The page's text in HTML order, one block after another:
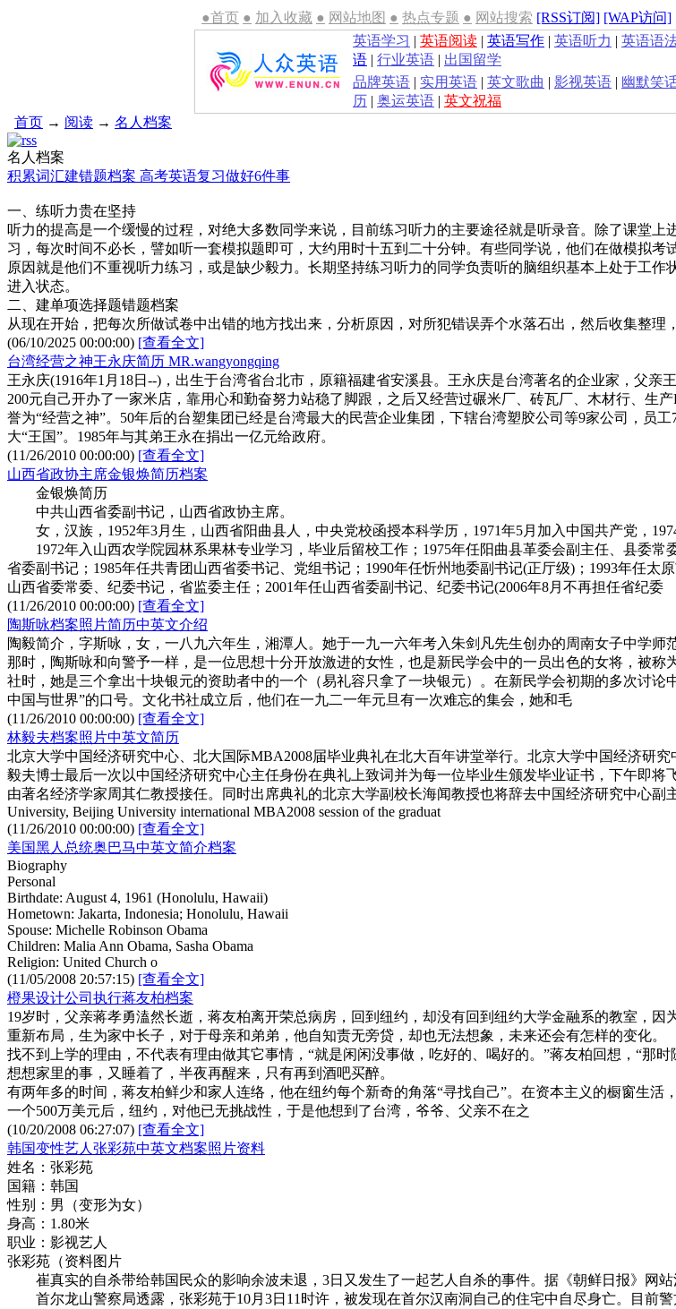
●首页 ● 加入收藏 ● 网站地图 ● 热点专题 ● 网站搜索 [RSS订阅] [WAP访问]
英语学习 | 英语阅读 | 英语写作 | 英语听力 | 英语语
语 | 行业英语 | 出国留学
品牌英语 | 实用英语 | 英文歌曲 | 影视英语 | 幽默笑
历 | 奥运英语 | 英文祝福
首页 → 阅读 → 名人档案
名人档案
积累词汇建错题档案 高考英语复习做好6件事
一、练听力贵在坚持
听力的提高是一个缓慢的过程，对绝大多数同学来说，目前练习听力的主要途径就是听录音。除了课堂
习，每次时间不必长，譬如听一套模拟题即可，大约用时十五到二十分钟。有些同学说，他们在做模拟
原因就是他们不重视听力练习，或是缺少毅力。长期坚持练习听力的同学负责听的脑组织基本上处于工作
进入状态。
二、建单项选择题错题档案
从现在开始，把每次所做试卷中出错的地方找出来，分析原因，对所犯错误弄个水落石出，然后收集整理
(06/10/2025 00:00:00) [查看全文]
台湾经营之神王永庆简历 MR.wangyongqing
王永庆(1916年1月18日--)，出生于台湾省台北市，原籍福建省安溪县。王永庆是台湾著名的企业家，父亲
200元自己开办了一家米店，靠用心和勤奋努力站稳了脚跟，之后又经营过碾米厂、砖瓦厂、木材行、生
誉为“经营之神”。50年后的台塑集团已经是台湾最大的民营企业集团，下辖台湾塑胶公司等9家公司，员
大“王国”。1985年与其弟王永在捐出一亿元给政府。
(11/26/2010 00:00:00) [查看全文]
山西省政协主席金银焕简历档案
金银焕简历
中共山西省委副书记，山西省政协主席。
女，汉族，1952年3月生，山西省阳曲县人，中央党校函授本科学历，1971年5月加入中国共产党，
1972年入山西农学院园林系果林专业学习，毕业后留校工作；1975年任阳曲县革委会副主任、县委常
省委副书记；1985年任共青团山西省委书记、党组书记；1990年任忻州地委副书记(正厅级)；1993年任太
山西省委常委、纪委书记，省监委主任；2001年任山西省委副书记、纪委书记(2006年8月不再担任省纪委
(11/26/2010 00:00:00) [查看全文]
陶斯咏档案照片简历中英文介绍
陶毅简介，字斯咏，女，一八九六年生，湘潭人。她于一九一六年考入朱剑凡先生创办的周南女子中学师
那时，陶斯咏和向警予一样，是一位思想十分开放激进的女性，也是新民学会中的一员出色的女将，被称
社时，她是三个拿出十块银元的资助者中的一个（易礼容只拿了一块银元）。在新民学会初期的多次讨论
中国与世界”的口号。文化书社成立后，他们在一九二一年元旦有一次难忘的集会，她和毛
(11/26/2010 00:00:00) [查看全文]
林毅夫档案照片中英文简历
北京大学中国经济研究中心、北大国际MBA2008届毕业典礼在北大百年讲堂举行。北京大学中国经济研
毅夫博士最后一次以中国经济研究中心主任身份在典礼上致词并为每一位毕业生颁发毕业证书，下午即
由著名经济学家周其仁教授接任。同时出席典礼的北京大学副校长海闻教授也将辞去中国经济研究中心副主
University, Beijing University international MBA2008 session of the graduat
(11/26/2010 00:00:00) [查看全文]
美国黑人总统奥巴马中英文简介档案
Biography
Personal
Birthdate: August 4, 1961 (Honolulu, Hawaii)
Hometown: Jakarta, Indonesia; Honolulu, Hawaii
Spouse: Michelle Robinson Obama
Children: Malia Ann Obama, Sasha Obama
Religion: United Church o
(11/05/2008 20:57:15) [查看全文]
橙果设计公司执行蒋友柏档案
19岁时，父亲蒋孝勇溘然长逝，蒋友柏离开荣总病房，回到纽约，却没有回到纽约大学金融系的教室，
重新布局，生为家中长子，对于母亲和弟弟，他自知责无旁贷，却也无法想象，未来还会有怎样的变化。
找不到上学的理由，不代表有理由做其它事情，“就是闲闲没事做，吃好的、喝好的。”蒋友柏回想，“那
想想家里的事，又睡着了，半夜再醒来，只有再到酒吧买醉。
有两年多的时间，蒋友柏鲜少和家人连络，他在纽约每个新奇的角落“寻找自己”。在资本主义的橱窗生
一个500万美元后，纽约，对他已无挑战性，于是他想到了台湾，爷爷、父亲不在之
(10/20/2008 06:27:07) [查看全文]
韩国变性艺人张彩苑中英文档案照片资料
姓名：张彩苑
国籍：韩国
性别：男（变形为女）
身高：1.80米
职业：影视艺人
张彩苑（资料图片
崔真实的自杀带给韩国民众的影响余波未退，3日又发生了一起艺人自杀的事件。据《朝鲜日报》网站
首尔龙山警察局透露，张彩苑于10月3日11时许，被发现在首尔汉南洞自己的住宅中自尽身亡。目前